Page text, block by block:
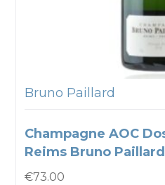
Bruno Paillard
Champagne AOC
Reims Bruno Paillard
€73.00